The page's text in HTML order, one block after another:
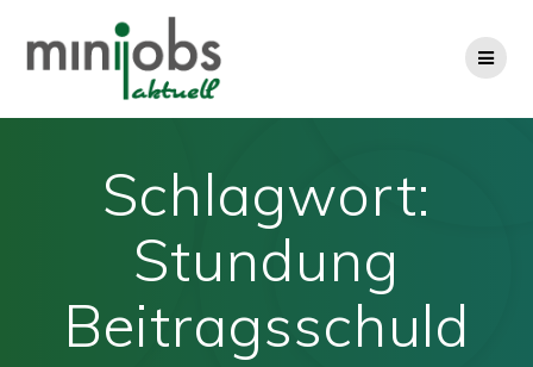
Schlagwort:
Stundung
Beitragsschuld